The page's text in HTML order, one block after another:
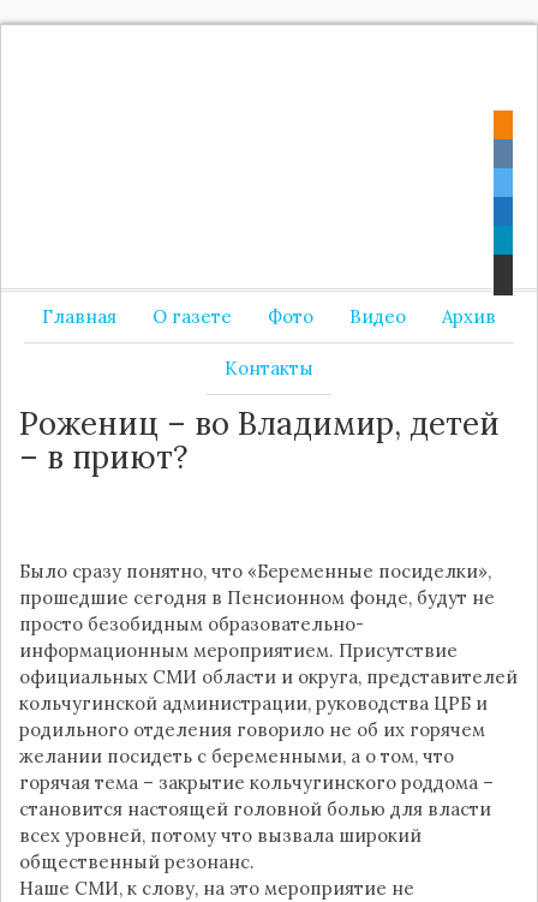
Главная О газете Фото Видео Архив
Контакты
Рожениц – во Владимир, детей
– в приют?
Было сразу понятно, что «Беременные посиделки»,
прошедшие сегодня в Пенсионном фонде, будут не
просто безобидным образовательно-
информационным мероприятием. Присутствие
официальных СМИ области и округа, представителей
кольчугинской администрации, руководства ЦРБ и
родильного отделения говорило не об их горячем
желании посидеть с беременными, а о том, что
горячая тема – закрытие кольчугинского роддома –
становится настоящей головной болью для власти
всех уровней, потому что вызвала широкий
общественный резонанс.
Наше СМИ, к слову, на это мероприятие не